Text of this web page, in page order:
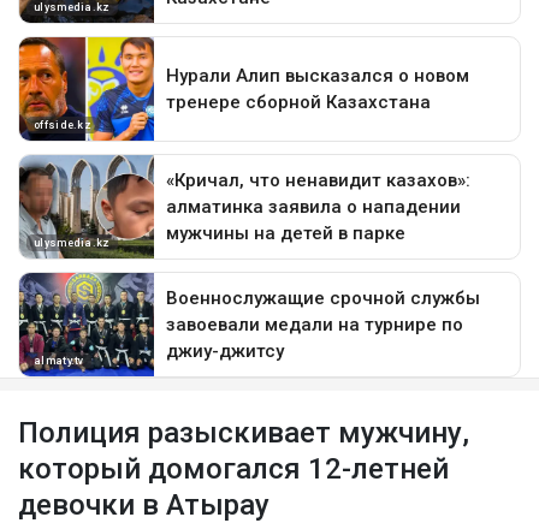
Полиция разыскивает мужчину,
который домогался 12-летней
девочки в Атырау